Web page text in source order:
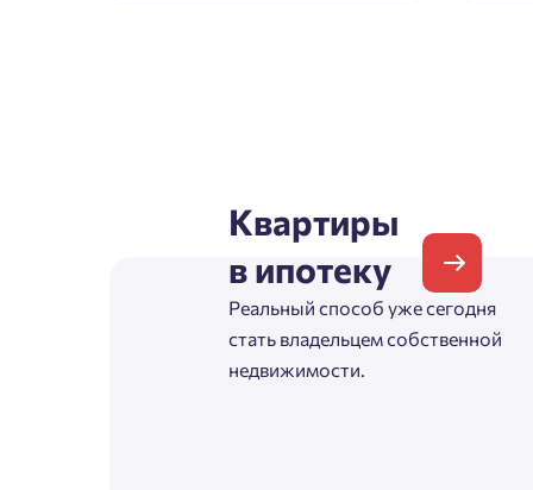
Квартиры
в ипотеку
Реальный способ уже сегодня
стать владельцем собственной
недвижимости.